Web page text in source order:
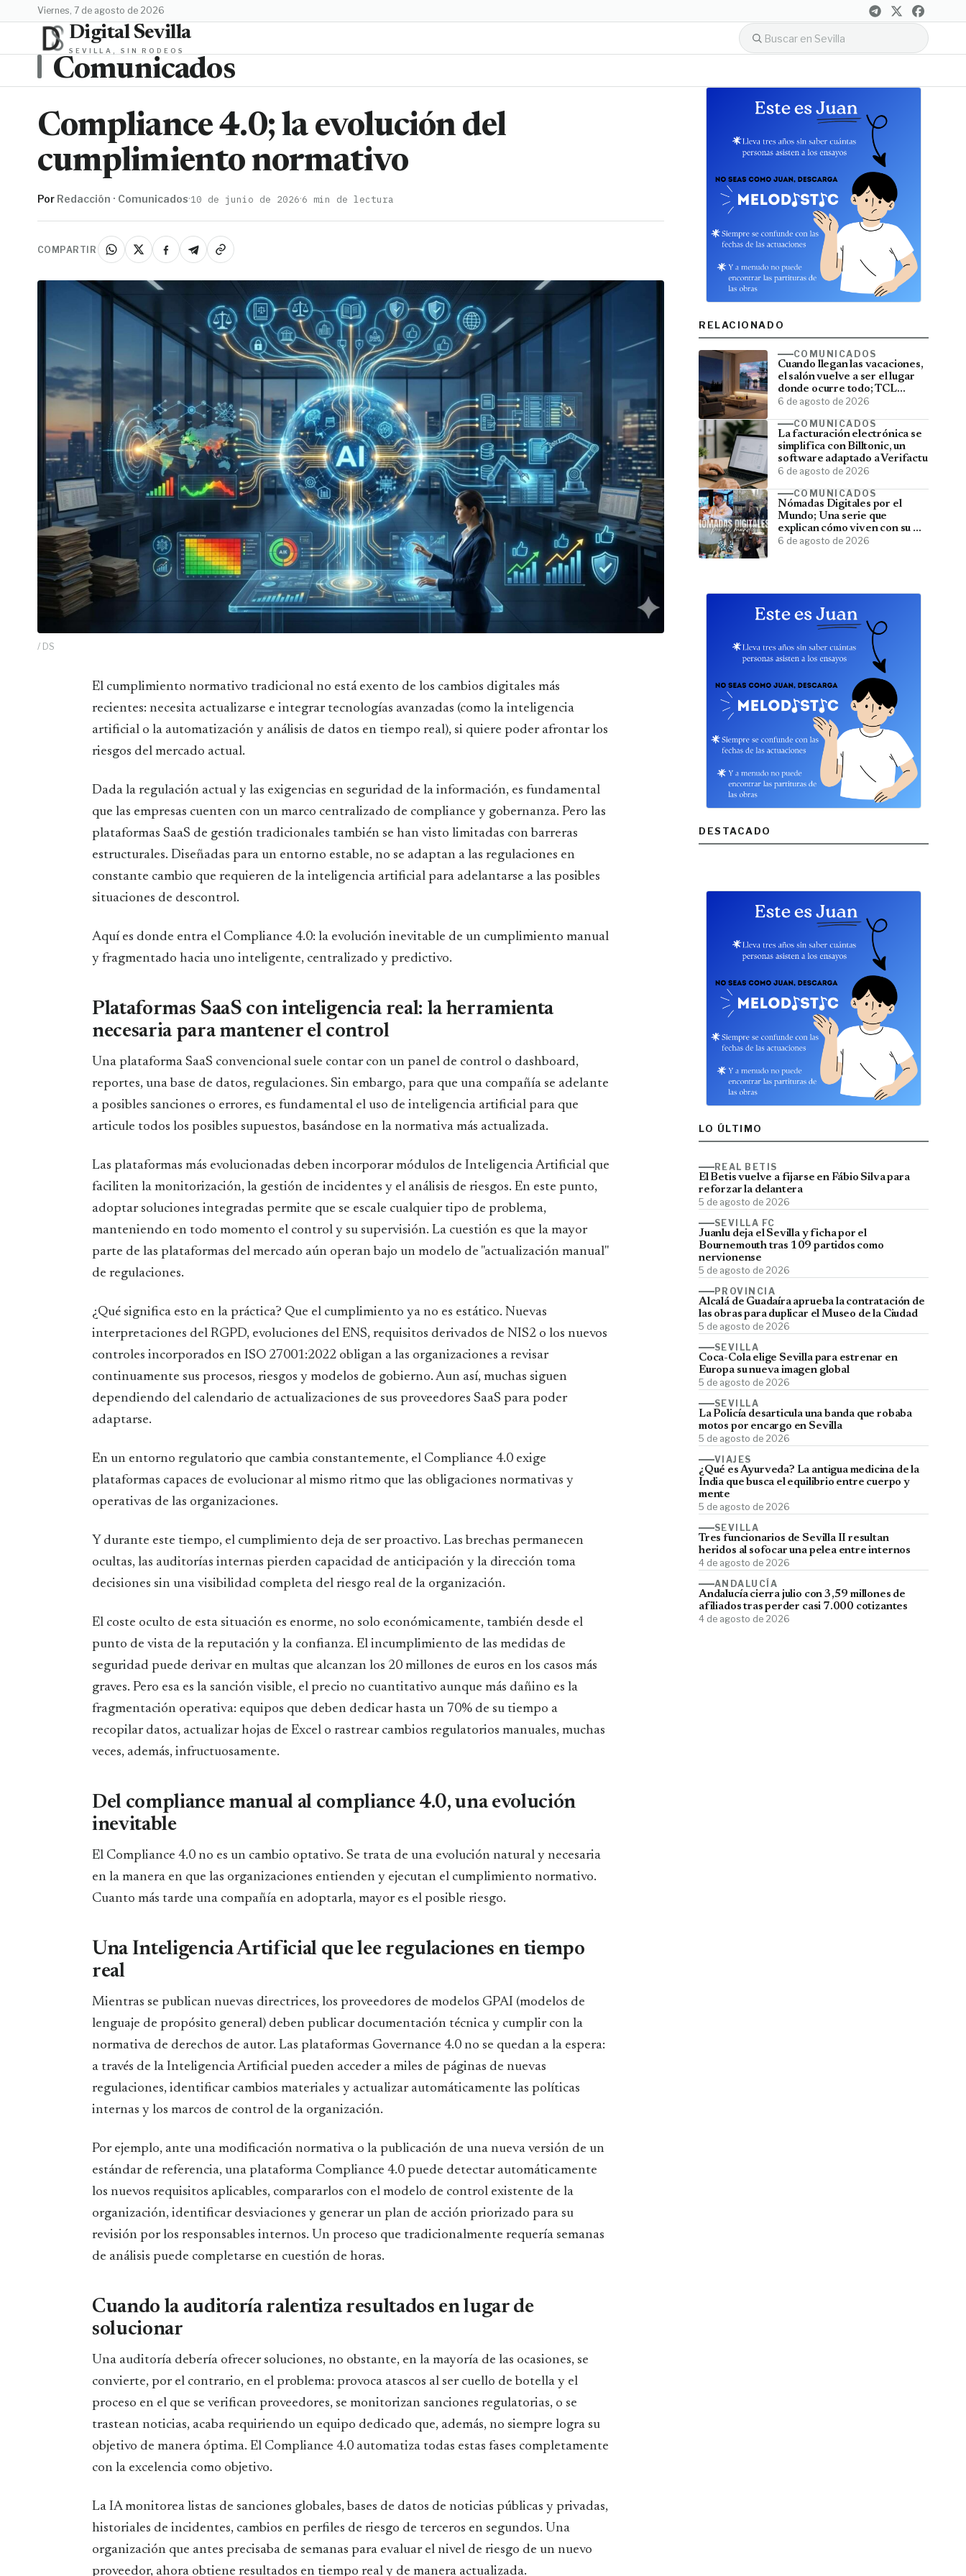
viernes, 7 de agosto de 2026
Digital Sevilla
SEVILLA, SIN RODEOS
Comunicados
Compliance 4.0; la evolución del
cumplimiento normativo
Por Redacción · Comunicados·10 de junio de 2026·6 min de lectura
COMPARTIR
/ DS
El cumplimiento normativo tradicional no está exento de los cambios digitales más
recientes: necesita actualizarse e integrar tecnologías avanzadas (como la inteligencia
artificial o la automatización y análisis de datos en tiempo real), si quiere poder afrontar los
riesgos del mercado actual.
Dada la regulación actual y las exigencias en seguridad de la información, es fundamental
que las empresas cuenten con un marco centralizado de compliance y gobernanza. Pero las
plataformas SaaS de gestión tradicionales también se han visto limitadas con barreras
estructurales. Diseñadas para un entorno estable, no se adaptan a las regulaciones en
constante cambio que requieren de la inteligencia artificial para adelantarse a las posibles
situaciones de descontrol.
Aquí es donde entra el Compliance 4.0: la evolución inevitable de un cumplimiento manual
y fragmentado hacia uno inteligente, centralizado y predictivo.
Plataformas SaaS con inteligencia real: la herramienta
necesaria para mantener el control
Una plataforma SaaS convencional suele contar con un panel de control o dashboard,
reportes, una base de datos, regulaciones. Sin embargo, para que una compañía se adelante
a posibles sanciones o errores, es fundamental el uso de inteligencia artificial para que
articule todos los posibles supuestos, basándose en la normativa más actualizada.
Las plataformas más evolucionadas deben incorporar módulos de Inteligencia Artificial que
faciliten la monitorización, la gestión de incidentes y el análisis de riesgos. En este punto,
adoptar soluciones integradas permite que se escale cualquier tipo de problema,
manteniendo en todo momento el control y su supervisión. La cuestión es que la mayor
parte de las plataformas del mercado aún operan bajo un modelo de "actualización manual"
de regulaciones.
¿Qué significa esto en la práctica? Que el cumplimiento ya no es estático. Nuevas
interpretaciones del RGPD, evoluciones del ENS, requisitos derivados de NIS2 o los nuevos
controles incorporados en ISO 27001:2022 obligan a las organizaciones a revisar
continuamente sus procesos, riesgos y modelos de gobierno. Aun así, muchas siguen
dependiendo del calendario de actualizaciones de sus proveedores SaaS para poder
adaptarse.
En un entorno regulatorio que cambia constantemente, el Compliance 4.0 exige
plataformas capaces de evolucionar al mismo ritmo que las obligaciones normativas y
operativas de las organizaciones.
Y durante este tiempo, el cumplimiento deja de ser proactivo. Las brechas permanecen
ocultas, las auditorías internas pierden capacidad de anticipación y la dirección toma
decisiones sin una visibilidad completa del riesgo real de la organización.
El coste oculto de esta situación es enorme, no solo económicamente, también desde el
punto de vista de la reputación y la confianza. El incumplimiento de las medidas de
seguridad puede derivar en multas que alcanzan los 20 millones de euros en los casos más
graves. Pero esa es la sanción visible, el precio no cuantitativo aunque más dañino es la
fragmentación operativa: equipos que deben dedicar hasta un 70% de su tiempo a
recopilar datos, actualizar hojas de Excel o rastrear cambios regulatorios manuales, muchas
veces, además, infructuosamente.
Del compliance manual al compliance 4.0, una evolución
inevitable
El Compliance 4.0 no es un cambio optativo. Se trata de una evolución natural y necesaria
en la manera en que las organizaciones entienden y ejecutan el cumplimiento normativo.
Cuanto más tarde una compañía en adoptarla, mayor es el posible riesgo.
Una Inteligencia Artificial que lee regulaciones en tiempo
real
Mientras se publican nuevas directrices, los proveedores de modelos GPAI (modelos de
lenguaje de propósito general) deben publicar documentación técnica y cumplir con la
normativa de derechos de autor. Las plataformas Governance 4.0 no se quedan a la espera:
a través de la Inteligencia Artificial pueden acceder a miles de páginas de nuevas
regulaciones, identificar cambios materiales y actualizar automáticamente las políticas
internas y los marcos de control de la organización.
Por ejemplo, ante una modificación normativa o la publicación de una nueva versión de un
estándar de referencia, una plataforma Compliance 4.0 puede detectar automáticamente
los nuevos requisitos aplicables, compararlos con el modelo de control existente de la
organización, identificar desviaciones y generar un plan de acción priorizado para su
revisión por los responsables internos. Un proceso que tradicionalmente requería semanas
de análisis puede completarse en cuestión de horas.
Cuando la auditoría ralentiza resultados en lugar de
solucionar
Una auditoría debería ofrecer soluciones, no obstante, en la mayoría de las ocasiones, se
convierte, por el contrario, en el problema: provoca atascos al ser cuello de botella y el
proceso en el que se verifican proveedores, se monitorizan sanciones regulatorias, o se
trastean noticias, acaba requiriendo un equipo dedicado que, además, no siempre logra su
objetivo de manera óptima. El Compliance 4.0 automatiza todas estas fases completamente
con la excelencia como objetivo.
La IA monitorea listas de sanciones globales, bases de datos de noticias públicas y privadas,
historiales de incidentes, cambios en perfiles de riesgo de terceros en segundos. Una
organización que antes precisaba de semanas para evaluar el nivel de riesgo de un nuevo
proveedor, ahora obtiene resultados en tiempo real y de manera actualizada.
RELACIONADO
COMUNICADOS
Cuando llegan las vacaciones,
el salón vuelve a ser el lugar
donde ocurre todo; TCL
convierte el televisor en el
6 de agosto de 2026
COMUNICADOS
La facturación electrónica se
simplifica con Billtonic, un
software adaptado a Verifactu
6 de agosto de 2026
COMUNICADOS
Nómadas Digitales por el
Mundo; Una serie que
explican cómo viven con su PC
y viajan por el mundo
6 de agosto de 2026
DESTACADO
LO ÚLTIMO
REAL BETIS
El Betis vuelve a fijarse en Fábio Silva para
reforzar la delantera
5 de agosto de 2026
SEVILLA FC
Juanlu deja el Sevilla y ficha por el
Bournemouth tras 109 partidos como
nervionense
5 de agosto de 2026
PROVINCIA
Alcalá de Guadaíra aprueba la contratación de
las obras para duplicar el Museo de la Ciudad
5 de agosto de 2026
SEVILLA
Coca-Cola elige Sevilla para estrenar en
Europa su nueva imagen global
5 de agosto de 2026
SEVILLA
La Policía desarticula una banda que robaba
motos por encargo en Sevilla
5 de agosto de 2026
VIAJES
¿Qué es Ayurveda? La antigua medicina de la
India que busca el equilibrio entre cuerpo y
mente
5 de agosto de 2026
SEVILLA
Tres funcionarios de Sevilla II resultan
heridos al sofocar una pelea entre internos
4 de agosto de 2026
ANDALUCÍA
Andalucía cierra julio con 3,59 millones de
afiliados tras perder casi 7.000 cotizantes
4 de agosto de 2026